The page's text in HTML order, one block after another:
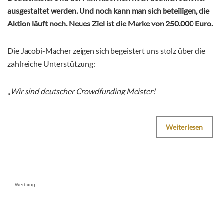
ausgestaltet werden. Und noch kann man sich beteiligen, die
Aktion läuft noch. Neues Ziel ist die Marke von 250.000 Euro.
Die Jacobi-Macher zeigen sich begeistert uns stolz über die
zahlreiche Unterstützung:
Wir sind deutscher Crowdfunding Meister!
Weiterlesen
Werbung